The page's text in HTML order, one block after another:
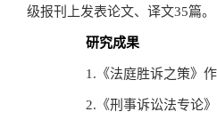
级报刊上发表论文、译文35篇。
研究成果
1.《法庭胜诉之策》作
2.《刑事诉讼法专论》